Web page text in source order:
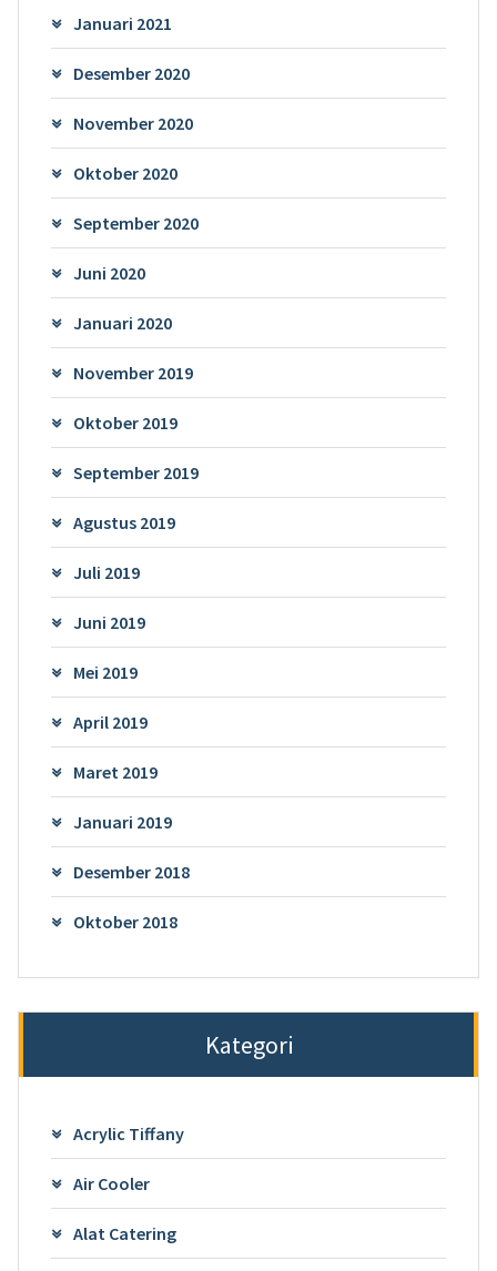
Januari 2021
Desember 2020
November 2020
Oktober 2020
September 2020
Juni 2020
Januari 2020
November 2019
Oktober 2019
September 2019
Agustus 2019
Juli 2019
Juni 2019
Mei 2019
April 2019
Maret 2019
Januari 2019
Desember 2018
Oktober 2018
Kategori
Acrylic Tiffany
Air Cooler
Alat Catering